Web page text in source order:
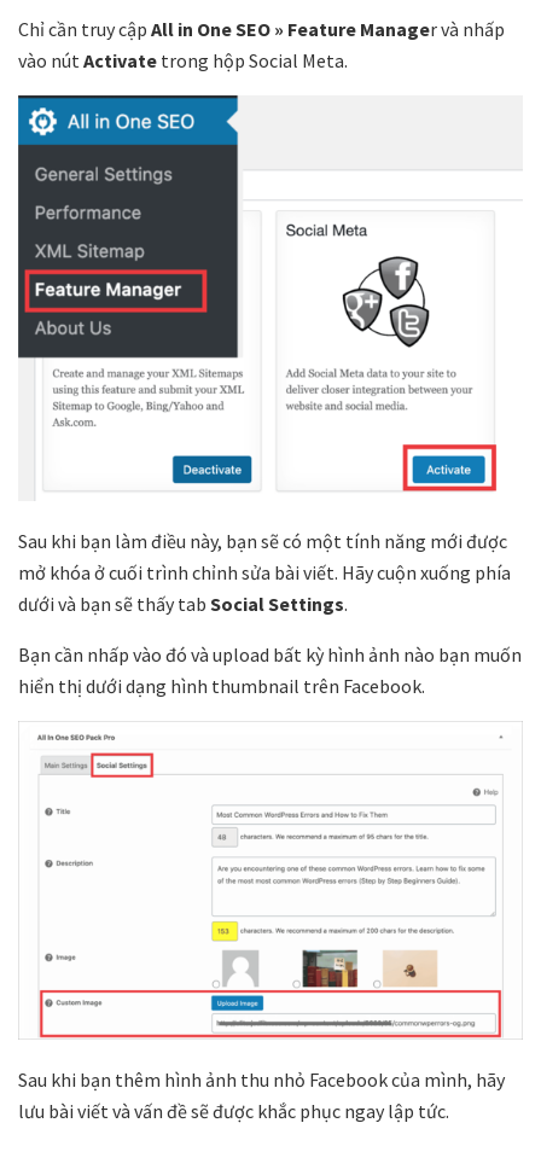
Chỉ cần truy cập All in One SEO » Feature Managervà nhấp
vào nútActivate trong hộp Social Meta.
Sau khi bạn làm điều này, bạn sẽ có một tính năng mới được
mở khóa ở cuối trình chỉnh sửa bài viết. Hãy cuộn xuống phía
dưới và bạn sẽ thấy tab Social Settings.
Bạn cần nhấp vào đó và upload bất kỳ hình ảnh nào bạn muốn
hiển thị dưới dạng hình thumbnail trên Facebook.
Sau khi bạn thêm hình ảnh thu nhỏ Facebook của mình, hãy
lưu bài viết và vấn đề sẽ được khắc phục ngay lập tức.